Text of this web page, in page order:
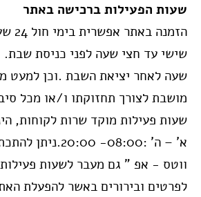
שעות הפעילות ברכישה באתר
שישי עד חצי שעה לפני כניסת שבת.
שעה לאחר יציאת השבת .וכן למעט
מושבת לצורך תחזוקתו ו/או מכל
שעות פעילות מוקד שרות לקוחות,
א’ – ה’ :08:00- 20:00.
ניתן
ווטס - אפ " גם מעבר לשעות
לפרטים ובירורים באשר להפעלת